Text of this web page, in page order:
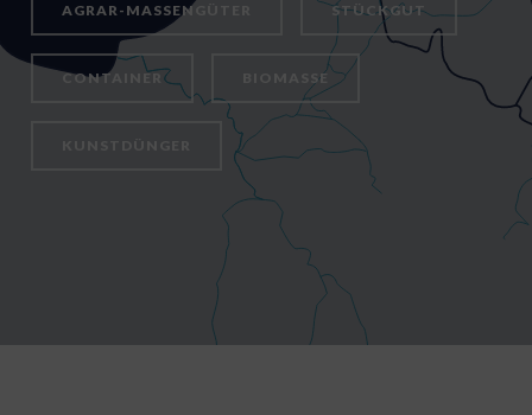
AGRAR-MASSENGÜTER STÜCKGUT
CONTAINER BIOMASSE